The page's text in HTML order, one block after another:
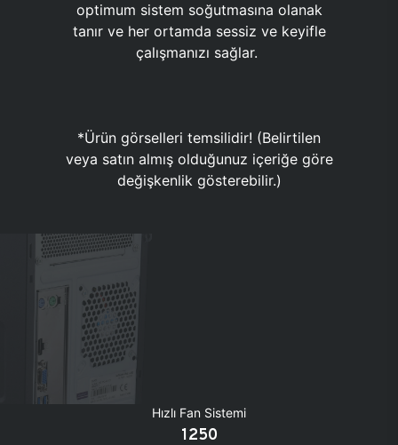
optimum sistem soğutmasına olanak
tanır ve her ortamda sessiz ve keyifle
çalışmanızı sağlar.
*Ürün görselleri temsilidir! (Belirtilen
veya satın almış olduğunuz içeriğe göre
değişkenlik gösterebilir.)
Hızlı Fan Sistemi
1250